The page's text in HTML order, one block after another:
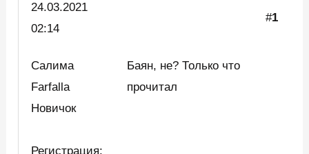
24.03.2021
02:14
#1
Салима
Farfalla
Новичок
Регистрация:
Баян, не? Только что
прочитал